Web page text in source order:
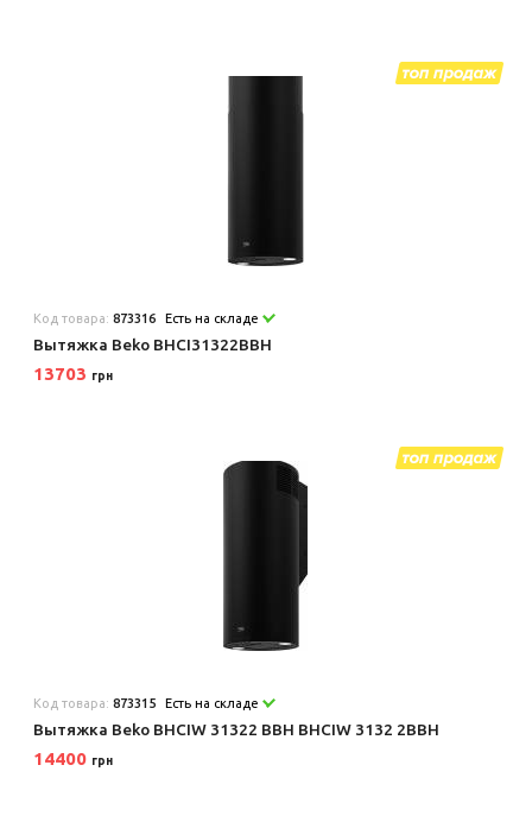
Код товара:873316 Есть на складе
Вытяжка Beko BHCI31322BBH
13703 грн
Код товара:873315 Есть на складе
Вытяжка Beko BHCIW 31322 BBH BHCIW 3132 2BBH
14400 грн